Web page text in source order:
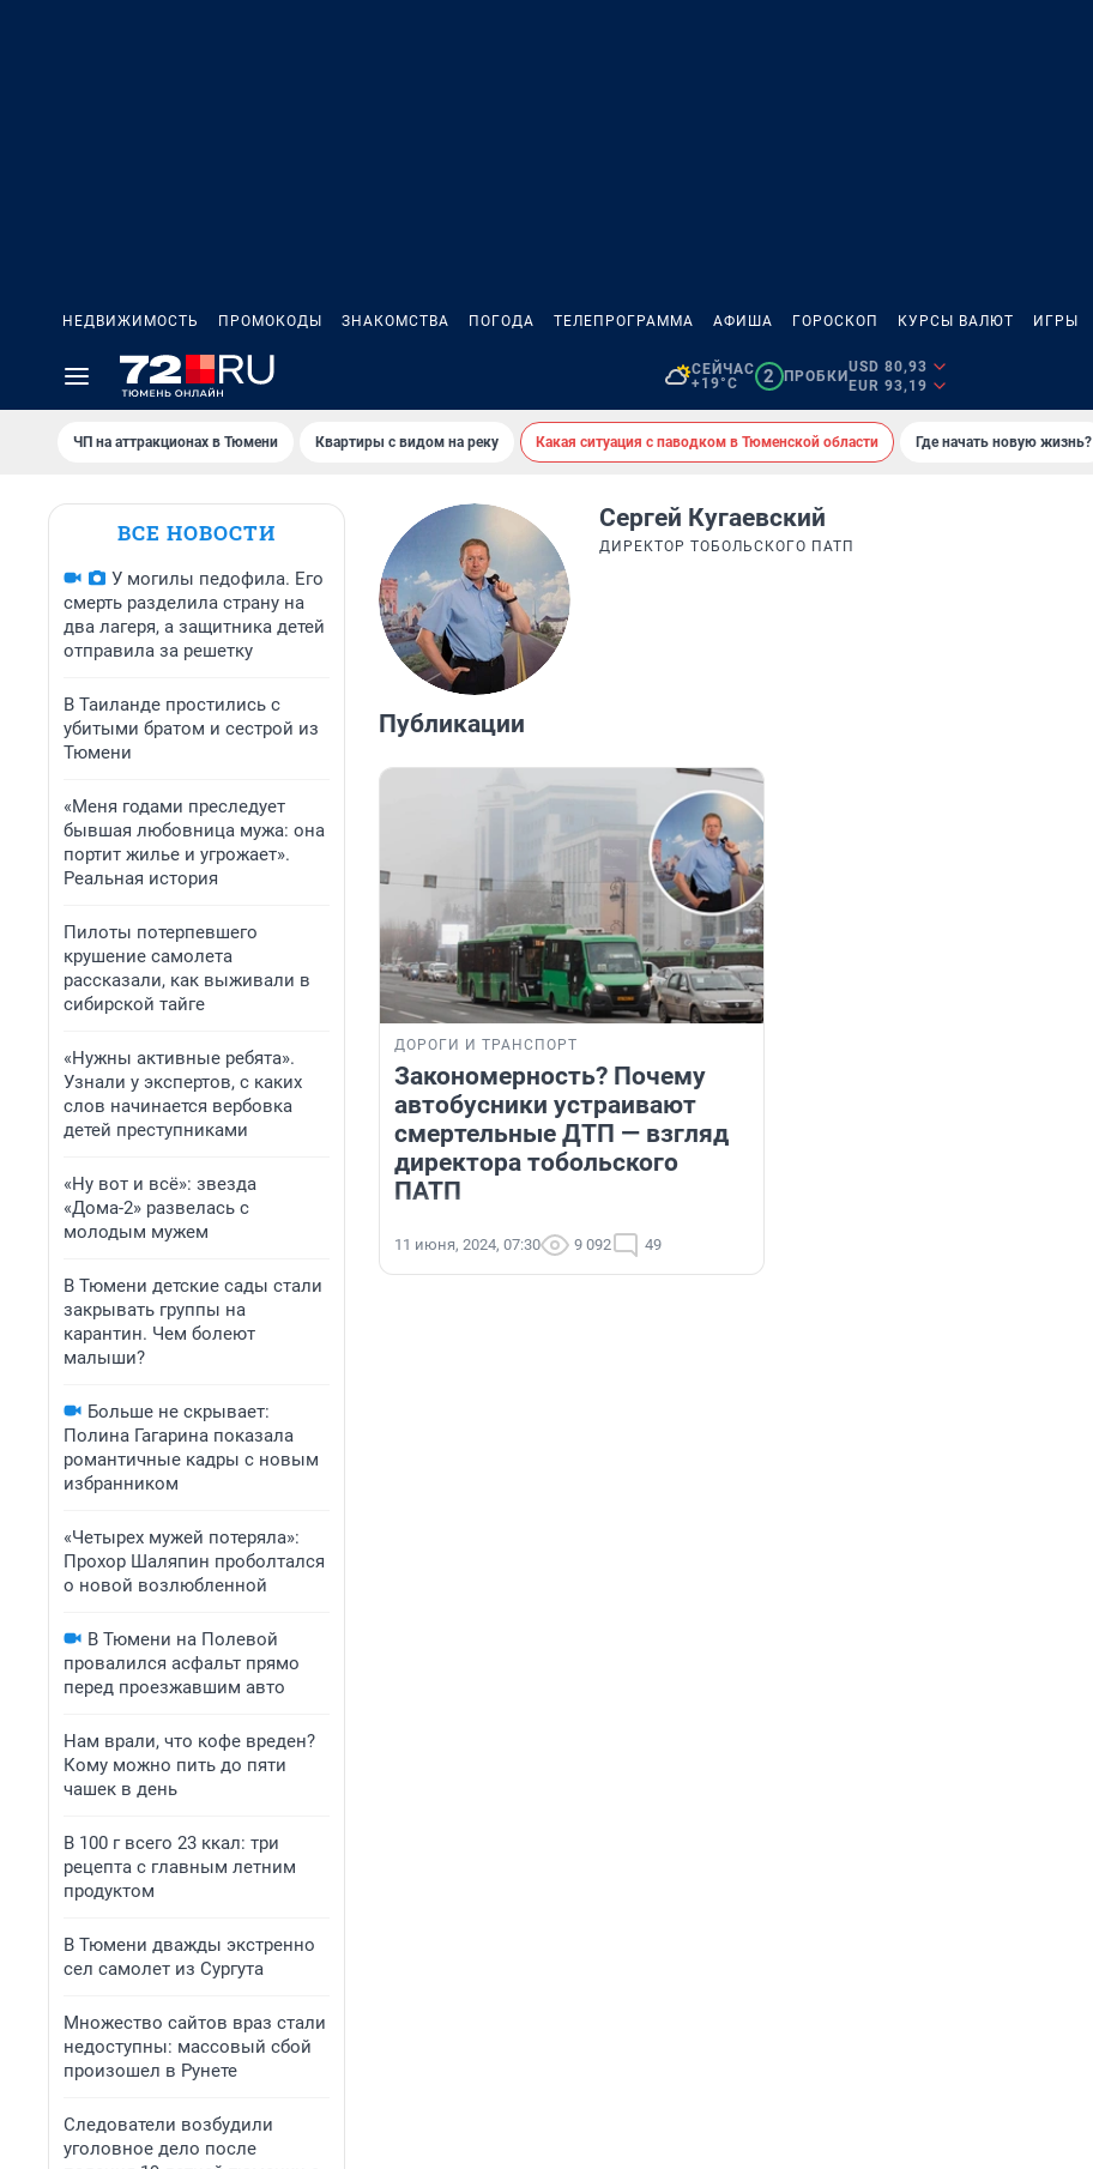
НЕДВИЖИМОСТЬ ПРОМОКОДЫ ЗНАКОМСТВА ПОГОДА ТЕЛЕПРОГРАММА АФИША ГОРОСКОП КУРСЫ ВАЛЮТ ИГРЫ
СЕЙЧАС
+19°C
2 ПРОБКИ
USD 80,93
EUR 93,19
ЧП на аттракционах в Тюмени Квартиры с видом на реку Какая ситуация с паводком в Тюменской области Где начать новую жизнь?
ВСЕ НОВОСТИ
У могилы педофила. Его
смерть разделила страну на
два лагеря, а защитника детей
отправила за решетку
В Таиланде простились с
убитыми братом и сестрой из
Тюмени
«Меня годами преследует
бывшая любовница мужа: она
портит жилье и угрожает».
Реальная история
Пилоты потерпевшего
крушение самолета
рассказали, как выживали в
сибирской тайге
«Нужны активные ребята».
Узнали у экспертов, с каких
слов начинается вербовка
детей преступниками
«Ну вот и всё»: звезда
«Дома-2» развелась с
молодым мужем
В Тюмени детские сады стали
закрывать группы на
карантин. Чем болеют
малыши?
Больше не скрывает:
Полина Гагарина показала
романтичные кадры с новым
избранником
«Четырех мужей потеряла»:
Прохор Шаляпин проболтался
о новой возлюбленной
В Тюмени на Полевой
провалился асфальт прямо
перед проезжавшим авто
Нам врали, что кофе вреден?
Кому можно пить до пяти
чашек в день
В 100 г всего 23 ккал: три
рецепта с главным летним
продуктом
В Тюмени дважды экстренно
сел самолет из Сургута
Множество сайтов враз стали
недоступны: массовый сбой
произошел в Рунете
Следователи возбудили
уголовное дело после
Сергей Кугаевский
ДИРЕКТОР ТОБОЛЬСКОГО ПАТП
Публикации
ДОРОГИ И ТРАНСПОРТ
Закономерность? Почему
автобусники устраивают
смертельные ДТП — взгляд
директора тобольского
ПАТП
11 июня, 2024, 07:30 9 092 49